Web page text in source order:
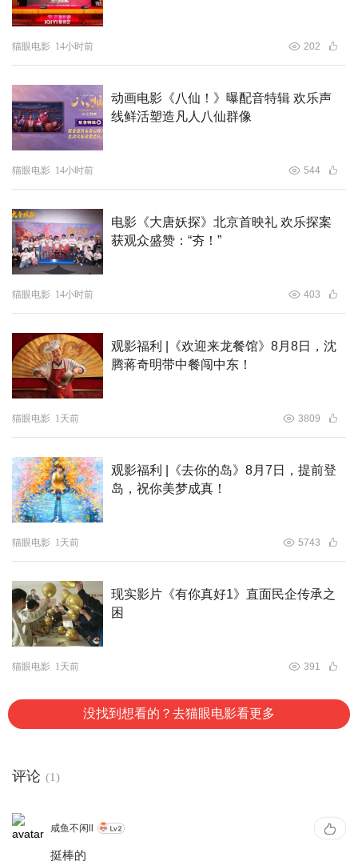
影片取材流传千年的八仙传统民俗传说，以八位草根凡人闯
荡蓬莱仙境作为核心主线，密集的喜剧桥段之外，更细腻刻
团队深耕中华传统文化，将古典美学与现代化动画工业巧妙
融合，用年轻化的新颖表达再现经典八仙IP，为中国动画的
探索与发展注入新的活力！
别放映，7月10日至12日将开启限定影城超前点映！
猫眼电影 14小时前 202
动画电影《八仙！》曝配音特辑 欢乐声
线鲜活塑造凡人八仙群像
猫眼电影 14小时前 544
电影《大唐妖探》北京首映礼 欢乐探案
获观众盛赞：“夯！”
猫眼电影 14小时前 403
观影福利 |《欢迎来龙餐馆》8月8日，沈
腾蒋奇明带中餐闯中东！
猫眼电影 1天前 3809
观影福利 |《去你的岛》8月7日，提前登
岛，祝你美梦成真！
猫眼电影 1天前 5743
现实影片《有你真好1》直面民企传承之
困
猫眼电影 1天前 391
没找到想看的？去猫眼电影看更多
评论 (1)
咸鱼不闲ll
挺棒的